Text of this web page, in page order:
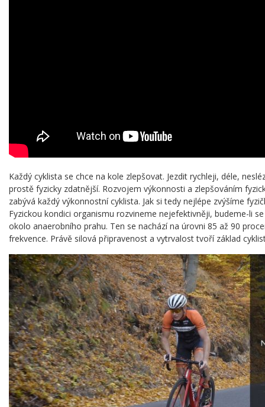
Každý cyklista se chce na kole zlepšovat. Jezdit rychleji, déle,
prostě fyzicky zdatnější. Rozvojem výkonnosti a zlepšováním
zabývá každý výkonnostní cyklista. Jak si tedy nejlépe zvýšíme
Fyzickou kondici organismu rozvineme nejefektivněji, budeme-li
okolo anaerobního prahu. Ten se nachází na úrovni 85 až 90
frekvence. Právě silová připravenost a vytrvalost tvoří základ